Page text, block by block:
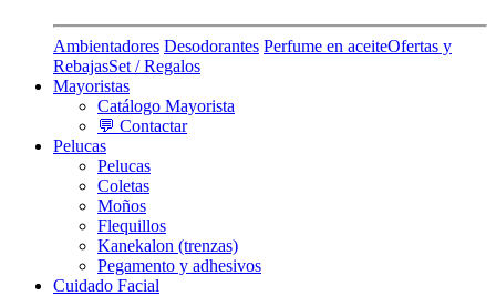
Ambientadores Desodorantes Perfume en aceiteOfertas y
RebajasSet / Regalos
Mayoristas
Catálogo Mayorista
💬 Contactar
Pelucas
Pelucas
Coletas
Moños
Flequillos
Kanekalon (trenzas)
Pegamento y adhesivos
Cuidado Facial